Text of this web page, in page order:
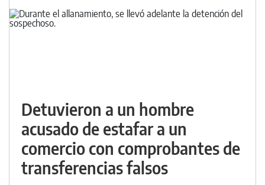
Detuvieron a un hombre
acusado de estafar a un
comercio con comprobantes de
transferencias falsos